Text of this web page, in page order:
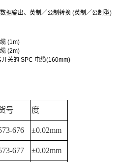
据输出、英制／公制转换 (英制／公制型)
(1m)
(2m)
关的 SPC 电缆(160mm)
号 度
676 ±0.02mm
677 ±0.02mm